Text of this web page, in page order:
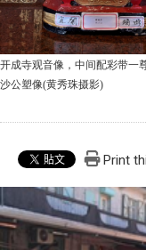
开成寺观音像 ， 中间配彩带一
沙公塑像(黄秀珠摄影)
Print